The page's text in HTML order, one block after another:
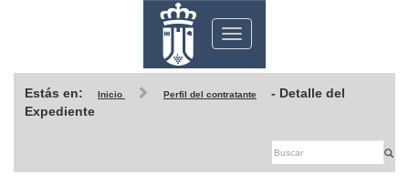
Toggle
navigation
Estás en: Inicio Perfil del contratante
- Detalle del
Expediente